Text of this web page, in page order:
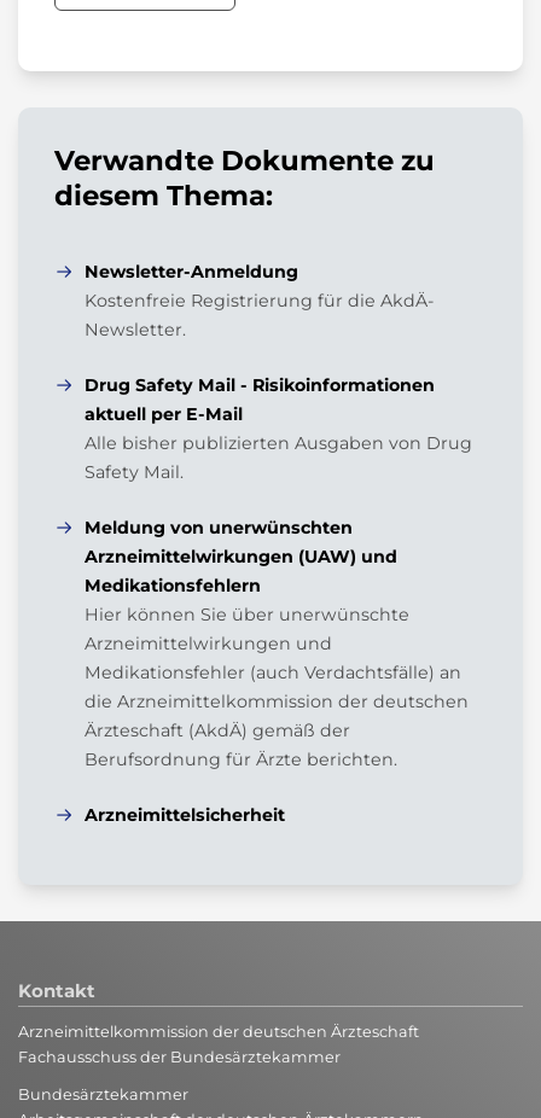
Verwandte Dokumente zu
diesem Thema:
Newsletter-Anmeldung
Kostenfreie Registrierung für die AkdÄ-
Newsletter.
Drug Safety Mail - Risikoinformationen
aktuell per E-Mail
Alle bisher publizierten Ausgaben von Drug
Safety Mail.
Meldung von unerwünschten
Arzneimittelwirkungen (UAW) und
Medikationsfehlern
Hier können Sie über unerwünschte
Arzneimittelwirkungen und
Medikationsfehler (auch Verdachtsfälle) an
die Arzneimittelkommission der deutschen
Ärzteschaft (AkdÄ) gemäß der
Berufsordnung für Ärzte berichten.
Arzneimittelsicherheit
Kontakt
Arzneimittelkommission der deutschen Ärzteschaft
Fachausschuss der Bundesärztekammer
Bundesärztekammer